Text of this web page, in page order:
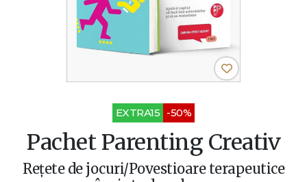
EXTRA15 -50%
Pachet Parenting Creativ
Reţete de jocuri/Povestioare terapeutice